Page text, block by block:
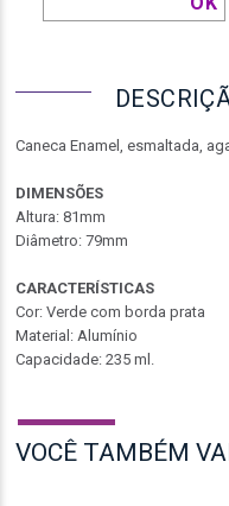
Caneca Enamel, esmaltada,
DIMENSÕES
Altura: 81mm
Diâmetro: 79mm
CARACTERÍSTICAS
Cor: Verde com borda prata
Material: Alumínio
Capacidade: 235 ml.
VOCÊ TAMBÉM